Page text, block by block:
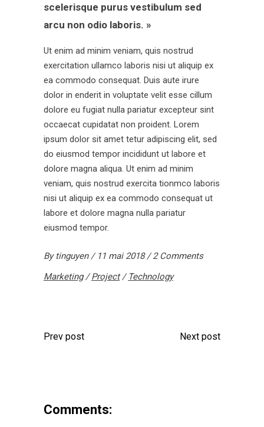
scelerisque purus vestibulum sed
arcu non odio laboris. »
Ut enim ad minim veniam, quis nostrud
exercitation ullamco laboris nisi ut aliquip ex
ea commodo consequat. Duis aute irure
dolor in enderit in voluptate velit esse cillum
dolore eu fugiat nulla pariatur excepteur sint
occaecat cupidatat non proident. Lorem
ipsum dolor sit amet tetur adipiscing elit, sed
do eiusmod tempor incididunt ut labore et
dolore magna aliqua. Ut enim ad minim
veniam, quis nostrud exercita tionmco laboris
nisi ut aliquip ex ea commodo consequat ut
labore et dolore magna nulla pariatur
eiusmod tempor.
By tinguyen 11 mai 2018
2 Comments
Marketing/Project/ Technology
Prev post Next post
Comments: